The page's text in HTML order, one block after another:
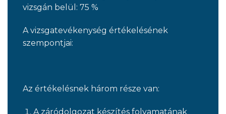
vizsgán belül: 75 %
A vizsgatevékenység értékelésének
szempontjai:
Az értékelésnek három része van:
A záródolgozat készítés folyamatának